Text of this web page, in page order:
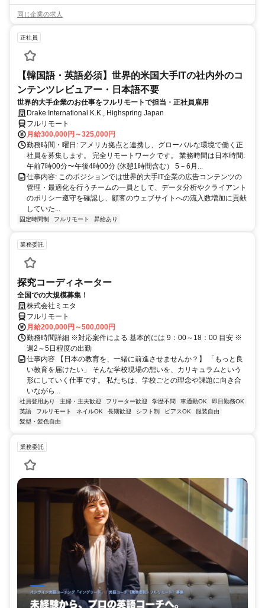
同じ企業の求人
正社員
【韓国語・英語必須】世界的米国大手ITの社内外のコ
ンテンツレビュアー・日本語不要
世界的大手企業のお仕事をフルリモートで担当・正社員雇用
Drake International K.K., Highspring Japan
フルリモート
月給300,000円～325,000円
勤務時間・曜日: アメリカ拠点と連携し、グローバルな環境で働く正
社員を募集します。 完全リモートワークです。 業務時間は日本時間:
午前7時00分〜午後4時00分 (休憩1時間含む） 5－6月...
仕事内容: このポジションでは世界的大手IT企業の広告コンテンツの
管理・最適化を行うチームの一員として、データ分析やクライアント
のポリシー遵守を確認し、顧客のウェブサイトへの流入数増加に貢献
していた...
固定時間制 フルリモート 昇給あり
業務委託
探究コーディネーター
全国での大規模募集！
株式会社ミエタ
フルリモート
月給200,000円～500,000円
勤務時間詳細 ※対応案件による 基本的には 9：00～18：00 目安 ※
週2～5日程度の出勤
仕事内容 【日本の教育を、一緒に前進させませんか？】 「もっと良
い教育を届けたい」 そんな学校現場の想いを、カリキュラムという
形にしていく仕事です。 私たちは、学校ごとの理念や課題に向き合
いながら...
社員登用あり 主婦・主夫歓迎 フリーター歓迎 学歴不問 車通勤OK
即日勤務OK
英語
フルリモート ネイルOK 長期歓迎 シフト制 ピアスOK
服装自由
髪型・髪色自由
業務委託